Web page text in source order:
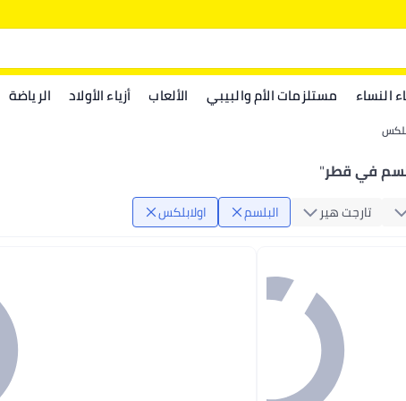
النساء مستلزمات الأم والبيبي الألعاب أزياء الأولاد الرياضة
في قطر"
تارجت هير البلسم اولابلكس